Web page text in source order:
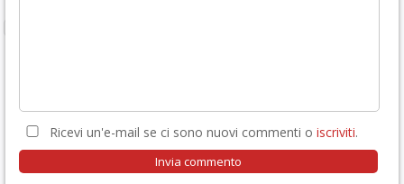
Ricevi un'e-mail se ci sono nuovi commenti o iscriviti.